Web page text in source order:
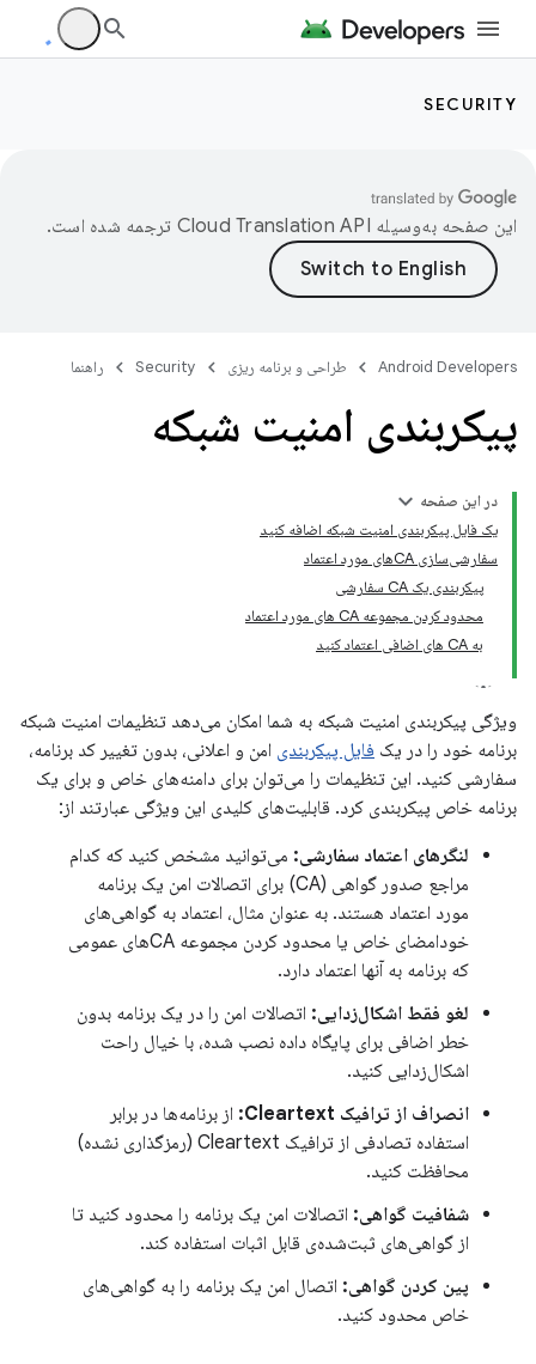
SECURITY
این صفحه به‌وسیله ترجمه شده است.
Android Developers طراحی و برنامه ریزی Security راهنما
پیکربندی امنیت شبکه
در این صفحه
یک فایل پیکربندی امنیت شبکه اضافه کنید
سفارشی‌سازی CAهای مورد اعتماد
پیکربندی یک CA سفارشی
محدود کردن مجموعه CA های مورد اعتماد
به CA های اضافی اعتماد کنید
ویژگی پیکربندی امنیت شبکه به شما امکان می‌دهد تنظیمات امنیت شبکه
برنامه خود را در یک فایل پیکربندی امن و اعلانی، بدون تغییر کد برنامه،
سفارشی کنید. این تنظیمات را می‌توان برای دامنه‌های خاص و برای یک
برنامه خاص پیکربندی کرد. قابلیت‌های کلیدی این ویژگی عبارتند از:
لنگرهای اعتماد سفارشی: می‌توانید مشخص کنید که کدام
مراجع صدور گواهی (CA) برای اتصالات امن یک برنامه
مورد اعتماد هستند. به عنوان مثال، اعتماد به گواهی‌های
خودامضای خاص یا محدود کردن مجموعه CAهای عمومی
که برنامه به آنها اعتماد دارد.
لغو فقط اشکال‌زدایی: اتصالات امن را در یک برنامه بدون
خطر اضافی برای پایگاه داده نصب شده، با خیال راحت
اشکال‌زدایی کنید.
انصراف از ترافیک Cleartext:
از برنامه‌ها در برابر
استفاده تصادفی از ترافیک Cleartext (رمزگذاری نشده)
محافظت کنید.
شفافیت گواهی: اتصالات امن یک برنامه را محدود کنید تا
از گواهی‌های ثبت‌شده‌ی قابل اثبات استفاده کند.
پین کردن گواهی: اتصال امن یک برنامه را به گواهی‌های
خاص محدود کنید.